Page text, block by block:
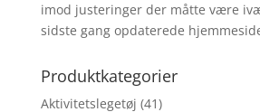
imod justeringer der måtte være
sidste gang opdaterede
Produktkategorier
Aktivitetslegetøj (41)